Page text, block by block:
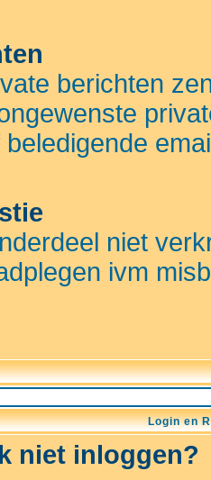
berichten
niet
ivm
Login en
niet inloggen?